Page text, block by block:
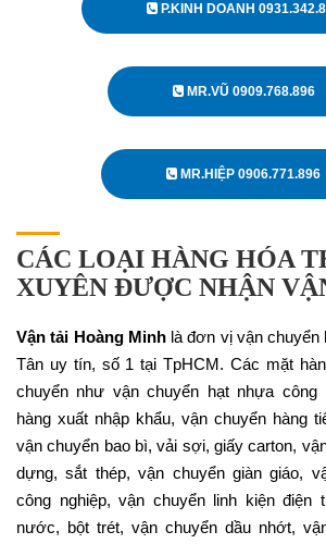
P.KINH DOANH
MR.VŨ 0909.768.896
MR.HIỆP 0906.771.896
CÁC LOẠI HÀNG HÓA
XUYÊN ĐƯỢC NHẬN
Vận tải Hoàng Minhlà đơn vị vận chuyển
Tân uy tín, số 1 tại TpHCM. Các mặt
chuyển như vận chuyển hạt nhựa công
hàng xuất nhập khẩu, vận chuyển hàng
vận chuyển bao bì, vải sợi, giấy carton,
dựng, sắt thép, vận chuyển giàn giáo,
công nghiệp, vận chuyển linh kiện điện
nước, bột trét, vận chuyển dầu nhớt,